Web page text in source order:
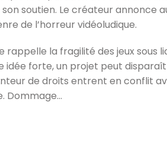
soutien. Le créateur annonce
de l’horreur vidéoludique.
la fragilité des jeux sous
idée forte, un projet peut
de droits entrent en conflit
Dommage…